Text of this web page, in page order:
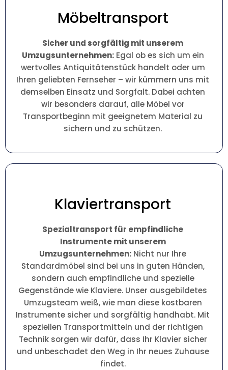
Möbeltransport
Sicher und sorgfältig mit unserem
Umzugsunternehmen:Egal ob es sich um ein
wertvolles Antiquitätenstück handelt oder um
Ihren geliebten Fernseher – wir kümmern uns mit
demselben Einsatz und Sorgfalt. Dabei achten
wir besonders darauf, alle Möbel vor
Transportbeginn mit geeignetem Material zu
sichern und zu schützen.
Klaviertransport
Spezialtransport für empfindliche
Instrumente mit unserem
Umzugsunternehmen: Nicht nur Ihre
Standardmöbel sind bei uns in guten Händen,
sondern auch empfindliche und spezielle
Gegenstände wie Klaviere. Unser ausgebildetes
Umzugsteam weiß, wie man diese kostbaren
Instrumente sicher und sorgfältig handhabt. Mit
speziellen Transportmitteln und der richtigen
Technik sorgen wir dafür, dass Ihr Klavier sicher
und unbeschadet den Weg in Ihr neues Zuhause
findet.